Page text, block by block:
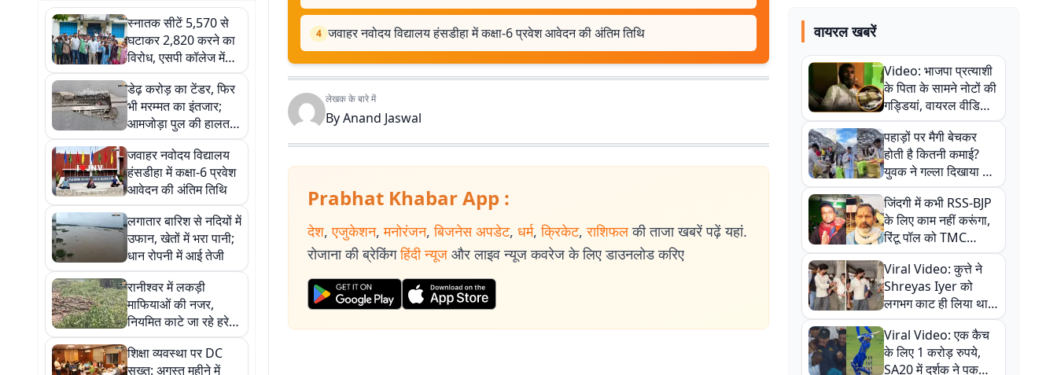
स्नातक सीटें 5,570 से
घटाकर 2,820 करने का
विरोध, एसपी कॉलेज में
छात्रों की
अनिश्चितकालीन
तालाबंदी शुरू
डेढ़ करोड़ का टेंडर, फिर
भी मरम्मत का इंतजार;
आमजोड़ा पुल की हालत
खतरनाक
जवाहर नवोदय विद्यालय
हंसडीहा में कक्षा-6 प्रवेश
आवेदन की अंतिम तिथि
लगातार बारिश से नदियों में
उफान, खेतों में भरा पानी;
धान रोपनी में आई तेजी
रानीश्वर में लकड़ी
माफियाओं की नजर,
नियमित काटे जा रहे हरे-
भरे पेड़
शिक्षा व्यवस्था पर DC
सख्त: अगस्त महीने में
4 जवाहर नवोदय विद्यालय हंसडीहा में कक्षा-6 प्रवेश आवेदन की अंतिम तिथि
लेखक के बारे में
ByAnand Jaswal
Prabhat Khabar App :
देश, एजुकेशन, मनोरंजन, बिजनेस अपडेट, धर्म, क्रिकेट, राशिफल की ताजा खबरें पढ़ें यहां.
रोजाना की ब्रेकिंग हिंदी न्यूज और लाइव न्यूज कवरेज के लिए डाउनलोड करिए
वायरल खबरें
Video: भाजपा प्रत्याशी
के पिता के सामने नोटों की
गड्डियां, वायरल वीडियो
से राजनीति में उबाल,
अजित महतो बोले- TMC
की गंदी चाल
पहाड़ों पर मैगी बेचकर
होती है कितनी कमाई?
युवक ने गल्ला दिखाया तो
नौकरी वालों के खड़े हो गए
कान
जिंदगी में कभी RSS-BJP
के लिए काम नहीं करूंगा,
रिंटू पॉल को TMC
ऑफिस में ले जाकर पीटा,
Video वायरल
Viral Video: कुत्ते ने
Shreyas Iyer को
लगभग काट ही लिया था,
न्यूजीलैंड सीरीज से पहले
बाल-बाल बचे
Viral Video: एक कैच
के लिए 1 करोड़ रुपये,
SA20 में दर्शक ने पकड़ा